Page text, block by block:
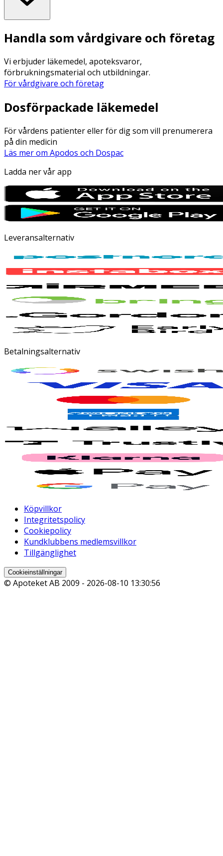
Handla som vårdgivare och företag
Vi erbjuder läkemedel, apoteksvaror,
förbrukningsmaterial och utbildningar.
För vårdgivare och företag
Dosförpackade läkemedel
För vårdens patienter eller för dig som vill prenumerera
på din medicin
Läs mer om Apodos och Dospac
Ladda ner vår app
Leveransalternativ
Betalningsalternativ
Köpvillkor
Integritetspolicy
Cookiepolicy
Kundklubbens medlemsvillkor
Tillgänglighet
Cookieinställningar
© Apoteket AB 2009 - 2026-08-10 13:30:56